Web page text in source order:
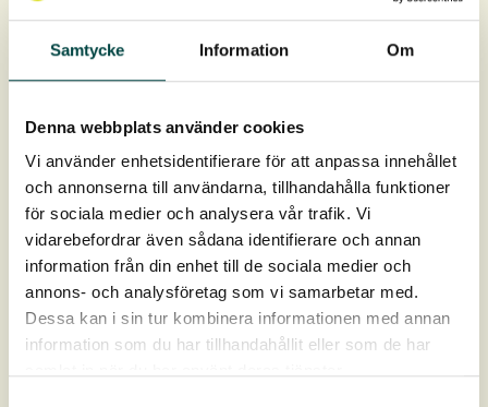
Samtycke Information Om
Denna webbplats använder cookies
Vi använder enhetsidentifierare för att anpassa innehållet
och annonserna till användarna, tillhandahålla funktioner
för sociala medier och analysera vår trafik. Vi
vidarebefordrar även sådana identifierare och annan
information från din enhet till de sociala medier och
annons- och analysföretag som vi samarbetar med.
Dessa kan i sin tur kombinera informationen med annan
information som du har tillhandahållit eller som de har
Anbefalet plantetæthed:
8-10 planter/m².
Planterne leveres i bakker af 40 stk.
Levering: April-oktober